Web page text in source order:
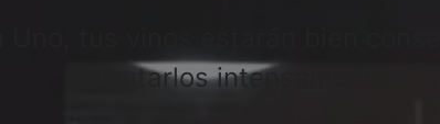
Uno, tus vinos estarán bien
disfrutarlos intensamente.